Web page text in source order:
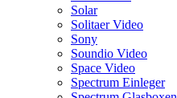
Solar
Solitaer Video
Sony
Soundio Video
Space Video
Spectrum Einleger